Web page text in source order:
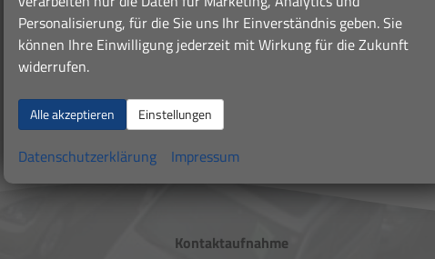
Kontaktaufnahme
Personalisierung, für die Sie uns Ihr Einverständnis geben. Sie
können Ihre Einwilligung jederzeit mit Wirkung für die Zukunft
widerrufen.
Alle akzeptieren Einstellungen
Datenschutzerklärung Impressum